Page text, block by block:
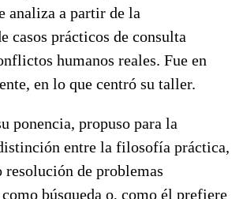
analiza a partir de la
casos prácticos de consulta
humanos reales. Fue en
en lo que centró su taller.
ponencia, propuso para la
entre la filosofía práctica,
resolución de problemas
búsqueda o, como él prefiere